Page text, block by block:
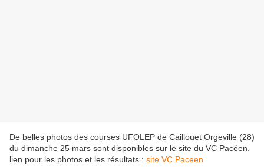
De belles photos des courses UFOLEP de Caillouet Orgeville (28)
du dimanche 25 mars sont disponibles sur le site du VC Pacéen.
lien pour les photos et les résultats : site VC Paceen